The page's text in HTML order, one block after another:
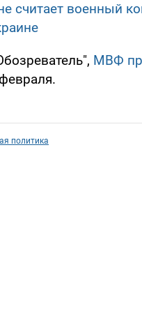
считает военный
МВФ
политика